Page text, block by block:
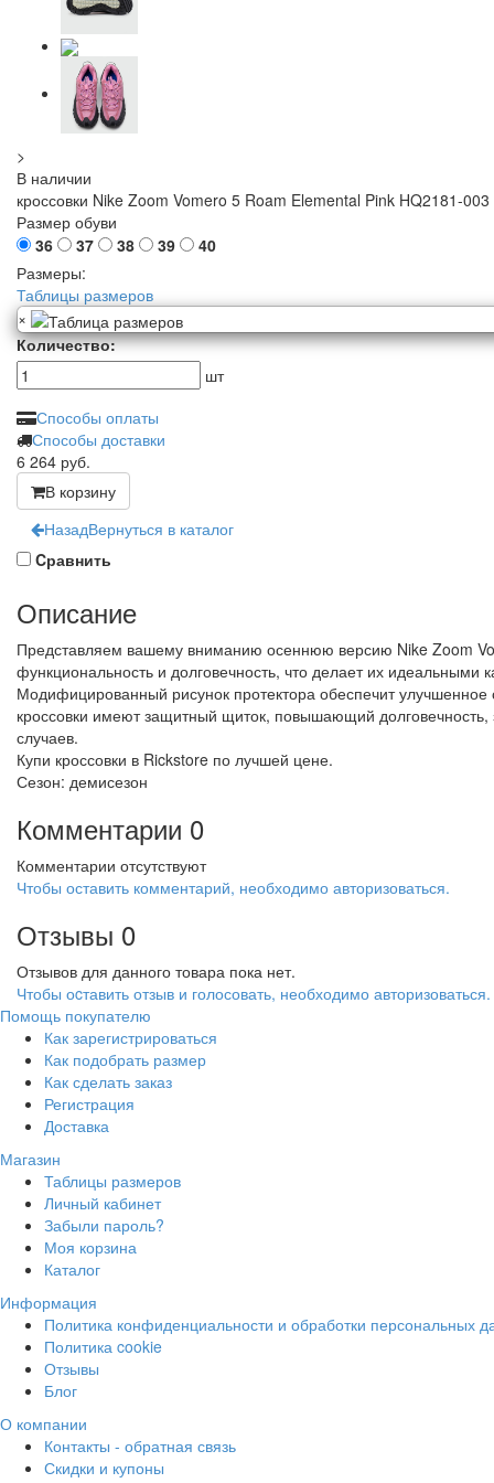
>
В наличии
кроссовки Nike Zoom Vomero 5 Roam Elemental Pink HQ2181-003
Размер обуви
36
37 38 39
40
Размеры:
Таблицы размеров
×
Количество:
шт
Способы оплаты
Способы доставки
6 264 руб.
В корзину
НазадВернуться в каталог
Cравнить
Описание
Представляем вашему вниманию осеннюю версию Nike Zoom
функциональность и долговечность, что делает их
Модифицированный рисунок протектора обеспечит
кроссовки имеют защитный щиток, повышающий
случаев.
Купи кроссовки в Rickstore по лучшей цене.
Сезон: демисезон
Комментарии 0
Комментарии отсутствуют
Чтобы оставить комментарий, необходимо авторизоваться.
Отзывы 0
Отзывов для данного товара пока нет.
Чтобы оcтавить отзыв и голосовать, необходимо авторизоваться.
Помощь покупателю
Как зарегистрироваться
Как подобрать размер
Как сделать заказ
Регистрация
Доставка
Магазин
Таблицы размеров
Личный кабинет
Забыли пароль?
Моя корзина
Каталог
Информация
Политика конфиденциальности и обработки персональных
Политика cookie
Отзывы
Блог
О компании
Контакты - обратная связь
Скидки и купоны